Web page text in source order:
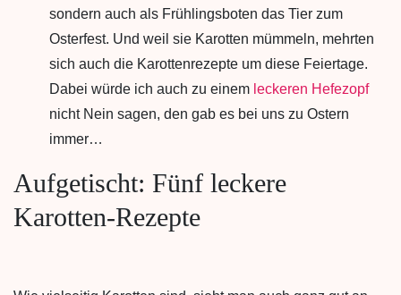
sondern auch als Frühlingsboten das Tier zum
Osterfest. Und weil sie Karotten mümmeln, mehrten
sich auch die Karottenrezepte um diese Feiertage.
Dabei würde ich auch zu einem leckeren Hefezopf
nicht Nein sagen, den gab es bei uns zu Ostern
immer…
Aufgetischt: Fünf leckere
Karotten-Rezepte